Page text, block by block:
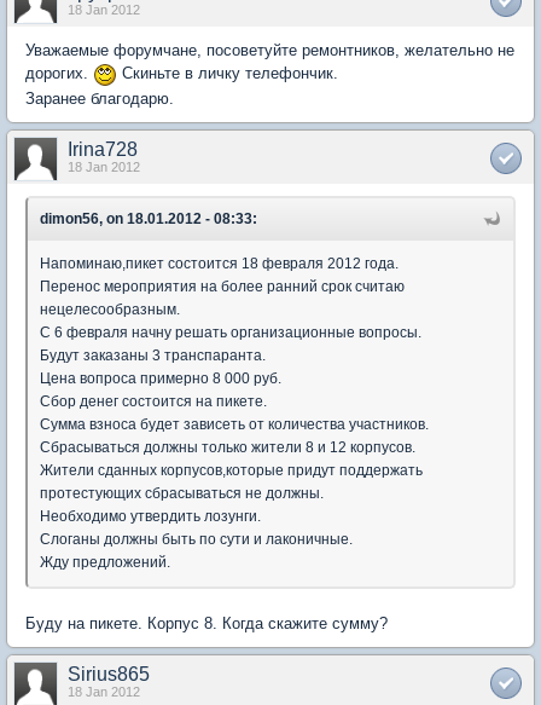
18 Jan 2012
Уважаемые форумчане, посоветуйте ремонтников, желательно не
дорогих.
Скиньте в личку телефончик.
Заранее благодарю.
Irina728
18 Jan 2012
dimon56, on 18.01.2012 - 08:33:
Напоминаю,пикет состоится 18 февраля 2012 года.
Перенос мероприятия на более ранний срок считаю
нецелесообразным.
С 6 февраля начну решать организационные вопросы.
Будут заказаны 3 транспаранта.
Цена вопроса примерно 8 000 руб.
Сбор денег состоится на пикете.
Сумма взноса будет зависеть от количества участников.
Сбрасываться должны только жители 8 и 12 корпусов.
Жители сданных корпусов,которые придут поддержать
протестующих сбрасываться не должны.
Необходимо утвердить лозунги.
Слоганы должны быть по сути и лаконичные.
Жду предложений.
Буду на пикете. Корпус 8. Когда скажите сумму?
Sirius865
18 Jan 2012